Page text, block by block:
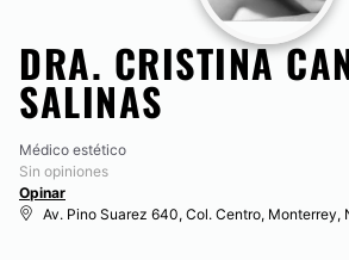
DRA. CRISTINA
SALINAS
Médico estético
Sin opiniones
Opinar
Av. Pino Suarez 640, Col. Centro, Monterrey,